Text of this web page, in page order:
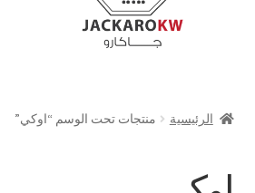
حسابي
الرئيسية منتجات تحت الوسم “اوكي”